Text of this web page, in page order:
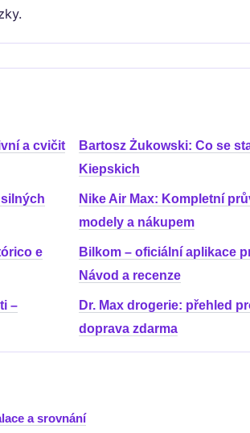
a cvičit
Bartosz Żukowski: Co se
Kiepskich
Nike Air Max: Kompletní
modely a nákupem
e
Bilkom – oficiální aplikace
Návod a recenze
–
Dr. Max drogerie: přehled
doprava zdarma
a srovnání